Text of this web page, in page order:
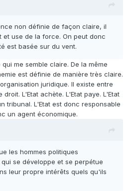
non définie de façon claire, il
et use de la force. On peut donc
est basée sur du vent.
me semble claire. De la même
est définie de manière très claire.
juridique. Il existe entre
L'Etat achète. L'Etat paye. L'Etat
tribunal. L'Etat est donc responsable
un agent économique.
les hommes politiques
se développe et se perpétue
leur propre intérêts quels qu'ils